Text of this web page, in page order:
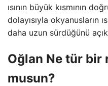
ısının büyük kısmının
dolayısıyla okyanusların
daha uzun sürdüğünü
Oğlan Ne tür bir
musun?